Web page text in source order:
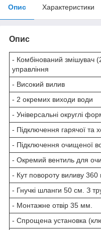
Опис Характеристики
Опис
- Комбінований змішувач
управління
- Високий вилив
- 2 окремих виходи води
- Універсальні округлі
- Підключення гарячої та
- Підключення очищеної
- Окремий вентиль для
- Кут повороту виливу 360
- Гнучкі шланги 50 см. З
- Монтажне отвір 35 мм.
- Спрощена установка